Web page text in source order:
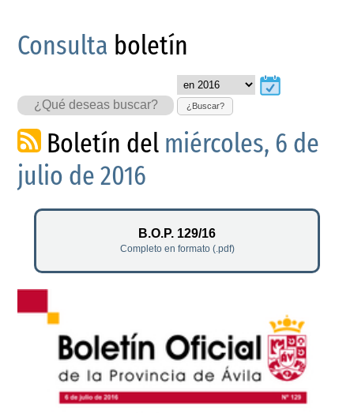
Consulta boletín
¿Buscar?
Boletín del miércoles, 6 de
julio de 2016
B.O.P. 129/16
Completo en formato (.pdf)